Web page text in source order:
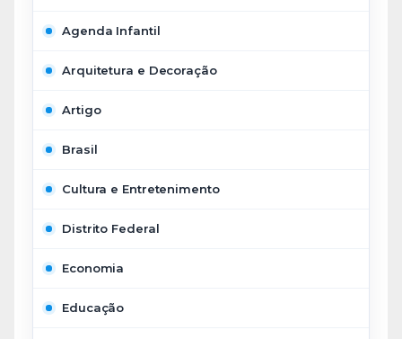
Agenda Infantil
Arquitetura e Decoração
Artigo
Brasil
Cultura e Entretenimento
Distrito Federal
Economia
Educação